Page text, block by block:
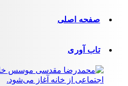
صفحه اصلی
تاب آوری